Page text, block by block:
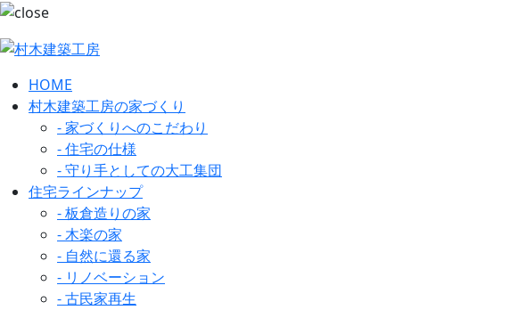
HOME
村木建築工房の家づくり
- 家づくりへのこだわり
- 住宅の仕様
- 守り手としての大工集団
住宅ラインナップ
- 板倉造りの家
- 木楽の家
- 自然に還る家
- リノベーション
- 古民家再生